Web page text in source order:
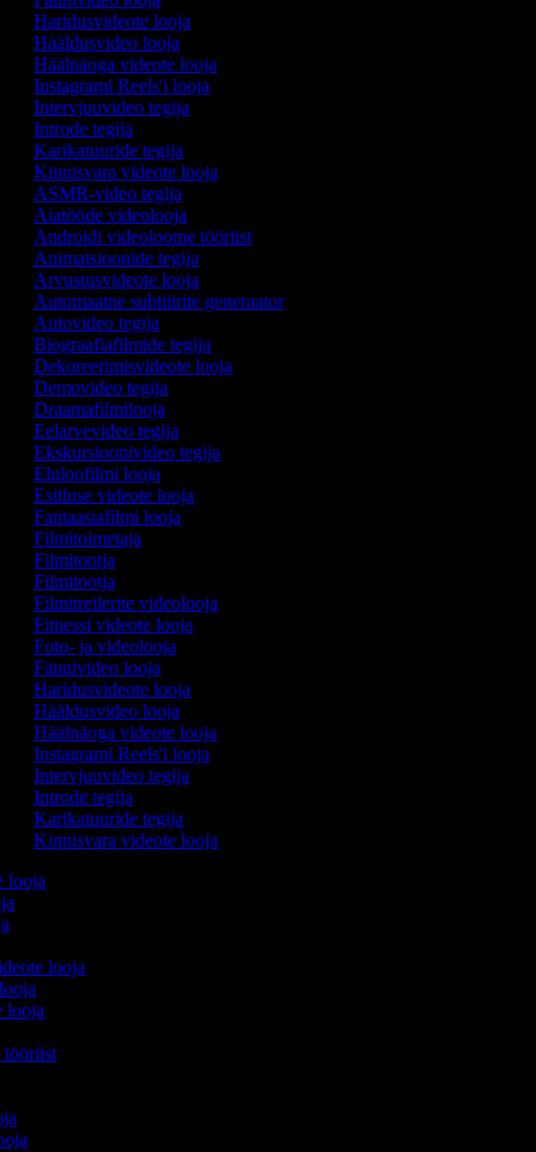
Haridusvideote looja
Hääldusvideo looja
Häälnäoga videote looja
Instagrami Reels'i looja
Intervjuuvideo tegija
Introde tegija
Karikatuuride tegija
Kinnisvara videote looja
ASMR-video tegija
Aiatööde videolooja
Androidi videoloome tööriist
Animatsioonide tegija
Arvustusvideote looja
Automaatne subtiitrite generaator
Autovideo tegija
Biograafiafilmide tegija
Dekoreerimisvideote looja
Demovideo tegija
Draamafilmilooja
Eelarvevideo tegija
Ekskursioonivideo tegija
Eluloofilmi looja
Esitluse videote looja
Fantaasiafilmi looja
Filmitoimetaja
Filmitootja
Filmitootja
Filmitreilerite videolooja
Fitnessi videote looja
Foto- ja videolooja
Fännivideo looja
Haridusvideote looja
Hääldusvideo looja
Häälnäoga videote looja
Instagrami Reels'i looja
Intervjuuvideo tegija
Introde tegija
Karikatuuride tegija
Kinnisvara videote looja
looja
looja
looja
tööriist